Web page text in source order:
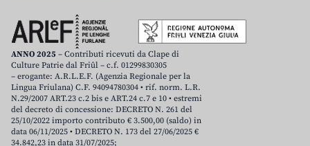
ANNO 2025 – Contributi ricevuti da Clape di
Culture Patrie dal Friûl – c.f. 01299830305
– erogante: A.R.L.E.F. (Agenzia Regionale per la
Lingua Friulana) C.F. 94094780304 • rif. norm. L.R.
N.29/2007 ART.23 c.2 bis e ART.24 c.7 e 10 • estremi
del decreto di concessione: DECRETO N. 261 del
25/10/2022 importo contributo € 3.500,00 (saldo) in
data 06/11/2025 • DECRETO N. 173 del 27/06/2025 €
34.842,23 in data 31/07/2025;